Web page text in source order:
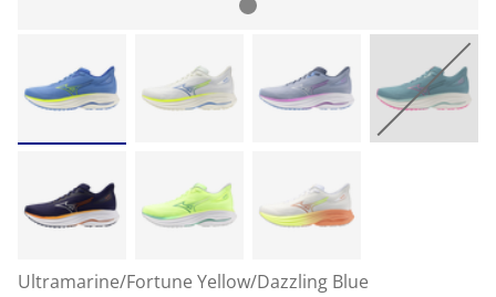
Ultramarine/Fortune Yellow/Dazzling Blue